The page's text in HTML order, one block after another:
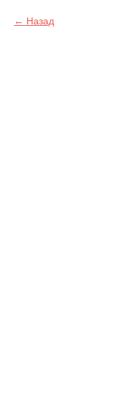
Назад